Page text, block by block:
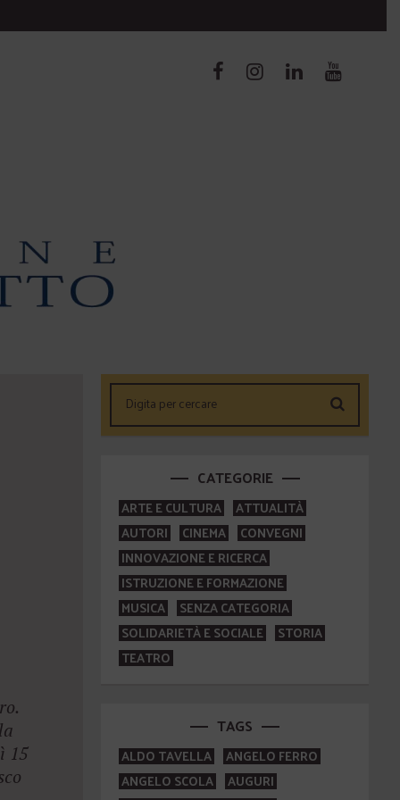
15
CATEGORIE
ARTE E CULTURA
ATTUALITÀ
AUTORI
CINEMA
CONVEGNI
INNOVAZIONE E RICERCA
ISTRUZIONE E FORMAZIONE
MUSICA
SENZA CATEGORIA
SOLIDARIETÀ E SOCIALE
STORIA
TEATRO
TAGS
ALDO TAVELLA
ANGELO FERRO
ANGELO SCOLA
AUGURI